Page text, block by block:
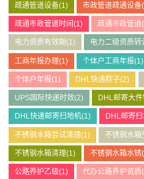
疏通管道设备(1) 市政管道疏通设备
疏通市政管道时间 (1) 疏通市政管道
电力资质有效期 (1) 电力二级资质转
工商年报办理(1) 个体户工商年报(1)
个体户年报(1) DHL快递粽子(2)
UPS国际快递时效(2) DHL邮寄大
DHL快递邮寄扫地机(1) DHL邮寄
不锈钢水箱尝试清理(1) 不锈钢水箱
不锈钢水箱清理(1) 不锈钢水箱水锈
公路养护乙级(1) 代办公路养护资质